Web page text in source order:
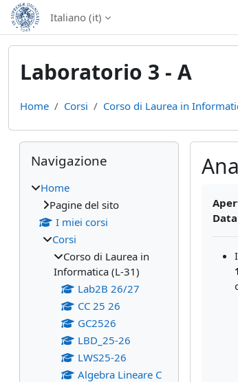
Vai al contenuto principale
Italiano ‎(it)‎
Laboratorio 3 - A
Home Corsi Corso di Laurea in
Blocchi
Salta Navigazione
Navigazione
Home
Pagine del sito
I miei corsi
Corsi
Corso di Laurea in
Informatica (L-31)
Lab2B 26/27
CC 25 26
GC2526
LBD_25-26
LWS25-26
Algebra Lineare C